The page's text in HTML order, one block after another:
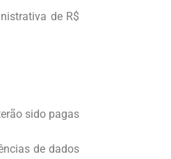
de R$
sido pagas
de dados